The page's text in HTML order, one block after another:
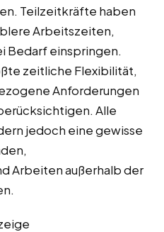
Teilzeitkräfte haben
Arbeitszeiten,
Bedarf einspringen.
zeitliche Flexibilität,
Anforderungen
Alle
jedoch eine gewisse
Arbeiten außerhalb der